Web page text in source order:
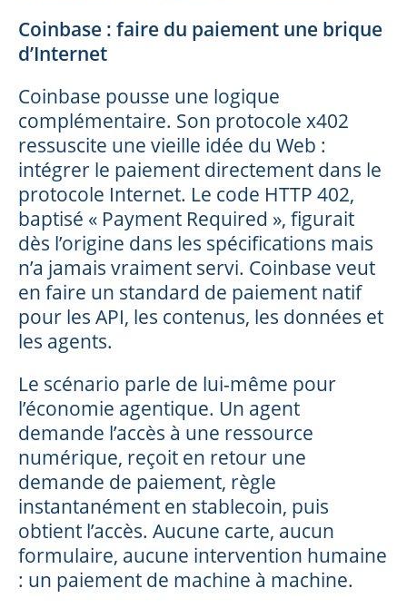
Coinbase : faire du paiement une brique
d’Internet
Coinbase pousse une logique
complémentaire. Son protocole x402
ressuscite une vieille idée du Web :
intégrer le paiement directement dans le
protocole Internet. Le code HTTP 402,
baptisé « Payment Required », figurait
dès l’origine dans les spécifications mais
n’a jamais vraiment servi. Coinbase veut
en faire un standard de paiement natif
pour les API, les contenus, les données et
les agents.
Le scénario parle de lui-même pour
l’économie agentique. Un agent
demande l’accès à une ressource
numérique, reçoit en retour une
demande de paiement, règle
instantanément en stablecoin, puis
obtient l’accès. Aucune carte, aucun
formulaire, aucune intervention humaine
: un paiement de machine à machine.